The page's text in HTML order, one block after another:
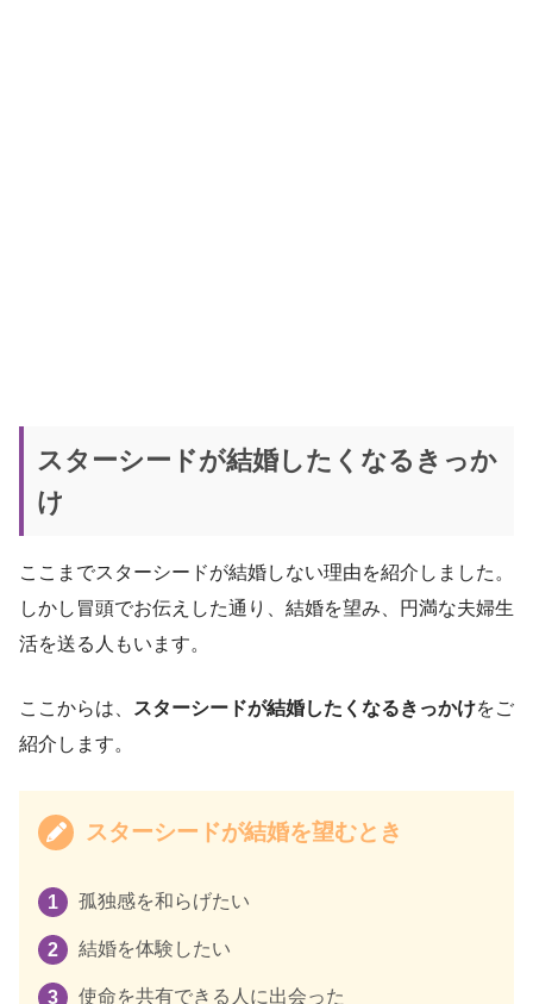
スターシードが結婚したくなるきっか
け
ここまでスターシードが結婚しない理由を紹介しました。
しかし冒頭でお伝えした通り、結婚を望み、円満な夫婦生
活を送る人もいます。
ここからは、 スターシードが結婚したくなるきっかけをご
紹介します。
スターシードが結婚を望むとき
孤独感を和らげたい
結婚を体験したい
使命を共有できる人に出会った